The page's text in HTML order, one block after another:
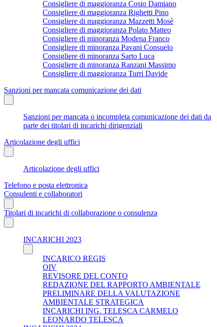
Consigliere di maggioranza Cosio Damiano
Consigliere di maggioranza Righetti Pino
Consigliere di maggioranza Mazzetti Mosè
Consigliere di maggioranza Polato Matteo
Consigliere di minoranza Modena Franco
Consigliere di minoranza Pavani Consuelo
Consigliere di minoranza Sarto Luca
Consigliere di minoranza Ranzani Massimo
Consigliere di maggioranza Turri Davide
Sanzioni per mancata comunicazione dei dati
Sanzioni per mancata o incompleta comunicazione dei dati da
parte dei titolari di incarichi dirigenziali
Articolazione degli uffici
Articolazione degli uffici
Telefono e posta elettronica
Consulenti e collaboratori
Titolari di incarichi di collaborazione o consulenza
INCARICHI 2023
INCARICO REGIS
OIV
REVISORE DEL CONTO
REDAZIONE DEL RAPPORTO AMBIENTALE
PRELIMINARE DELLA VALUTAZIONE
AMBIENTALE STRATEGICA
INCARICHI ING. TELESCA CARMELO
LEONARDO TELESCA